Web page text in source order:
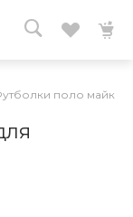
поло майки